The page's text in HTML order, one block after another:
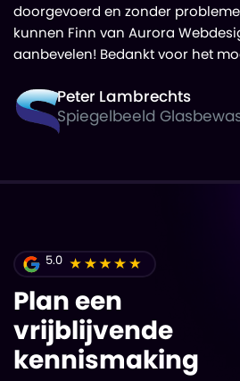
doorgevoerd en zonder
kunnen Finn van Aurora
aanbevelen! Bedankt voor het
Peter Lambrechts
Spiegelbeeld
5.0
Plan een
vrijblijvende
kennismaking